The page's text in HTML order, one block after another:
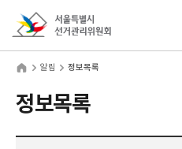
알림 정보목록
정보목록